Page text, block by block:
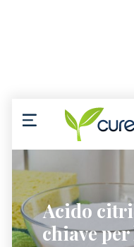
Acido
chiave